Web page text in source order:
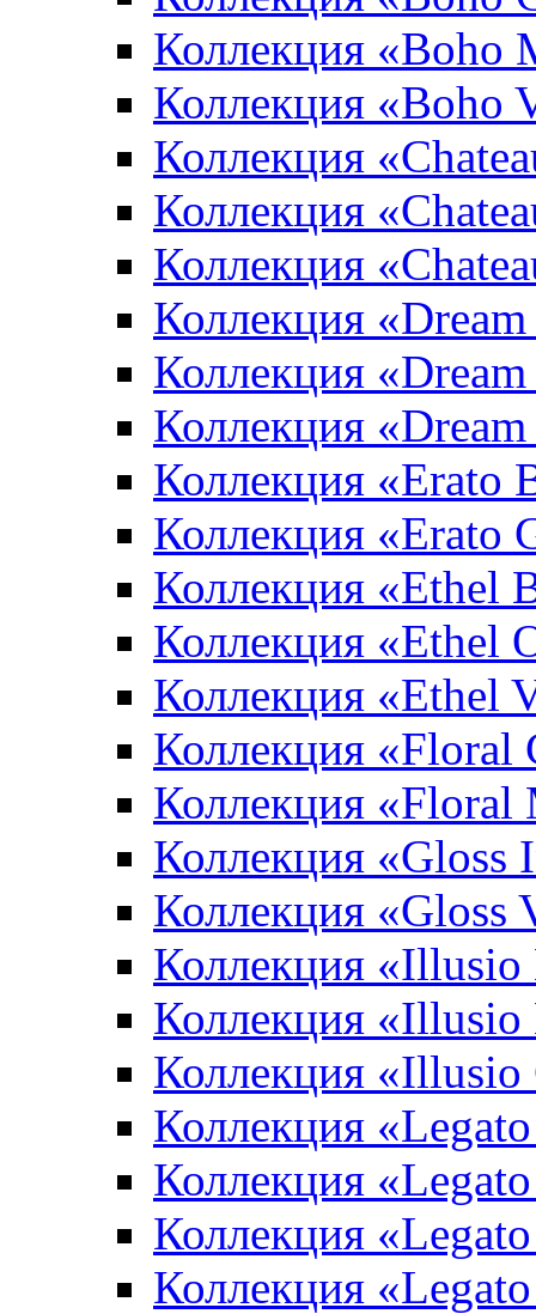
Коллекция «Boho
Коллекция «Boho
Коллекция
Коллекция
Коллекция
Коллекция
Коллекция
Коллекция
Коллекция «Erato
Коллекция «Erato
Коллекция «Ethel
Коллекция «Ethel
Коллекция «Ethel
Коллекция «Floral
Коллекция «Floral
Коллекция «Gloss
Коллекция «Gloss
Коллекция «Illusio
Коллекция «Illusio
Коллекция «Illusio
Коллекция
Коллекция
Коллекция
Коллекция